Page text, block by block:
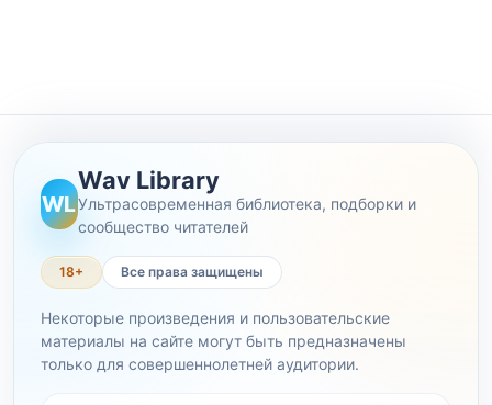
WL
Wav Library
Ультрасовременная библиотека, подборки и
сообщество читателей
18+ Все права защищены
Некоторые произведения и пользовательские
материалы на сайте могут быть предназначены
только для совершеннолетней аудитории.